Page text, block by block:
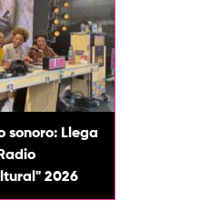
sonoro: Llega
2026